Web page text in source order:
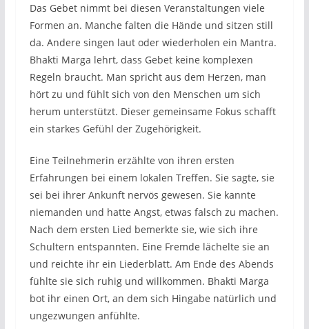
Das Gebet nimmt bei diesen Veranstaltungen viele
Formen an. Manche falten die Hände und sitzen still
da. Andere singen laut oder wiederholen ein Mantra.
Bhakti Marga lehrt, dass Gebet keine komplexen
Regeln braucht. Man spricht aus dem Herzen, man
hört zu und fühlt sich von den Menschen um sich
herum unterstützt. Dieser gemeinsame Fokus schafft
ein starkes Gefühl der Zugehörigkeit.
Eine Teilnehmerin erzählte von ihren ersten
Erfahrungen bei einem lokalen Treffen. Sie sagte, sie
sei bei ihrer Ankunft nervös gewesen. Sie kannte
niemanden und hatte Angst, etwas falsch zu machen.
Nach dem ersten Lied bemerkte sie, wie sich ihre
Schultern entspannten. Eine Fremde lächelte sie an
und reichte ihr ein Liederblatt. Am Ende des Abends
fühlte sie sich ruhig und willkommen. Bhakti Marga
bot ihr einen Ort, an dem sich Hingabe natürlich und
ungezwungen anfühlte.